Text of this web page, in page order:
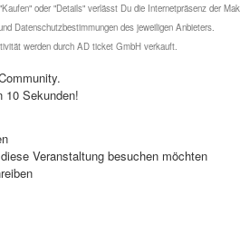
oder "Details" verlässt Du die Internetpräsenz der
Datenschutzbestimmungen des jeweiligen Anbieters.
werden durch AD ticket GmbH verkauft.
10 Sekunden!
Veranstaltung besuchen möchten